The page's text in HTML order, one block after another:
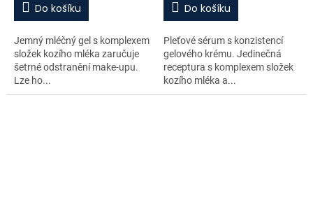
Do košíku
Jemný mléčný gel s komplexem
složek kozího mléka zaručuje
šetrné odstranění make-upu.
Lze ho...
Do košíku
Pleťové sérum s konzistencí
gelového krému. Jedinečná
receptura s komplexem složek
kozího mléka a...